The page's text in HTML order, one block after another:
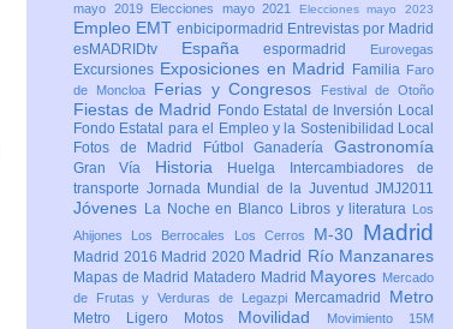
mayo 2019
Elecciones mayo 2021 Elecciones mayo 2023
Empleo EMT enbicipormadrid Entrevistas por Madrid
esMADRIDtv Españaespormadrid Eurovegas
Excursiones Exposiciones en Madrid Familia Faro
de Moncloa
Ferias y Congresos Festival de Otoño
Fiestas de Madrid Fondo Estatal de Inversión Local
Fondo Estatal para el Empleo y la Sostenibilidad Local
Fotos de Madrid
FútbolGanaderíaGastronomía
Gran Vía Historia Huelga
Intercambiadores de
transporte Jornada Mundial de la Juventud JMJ2011
Jóvenes La Noche en Blanco Libros y literatura
Los
Ahijones
Los Berrocales Los Cerros M-30 Madrid
Madrid 2016 Madrid 2020 Madrid Río Manzanares
Mapas de Madrid Matadero Madrid Mayores Mercado
de Frutas y Verduras de Legazpi
Mercamadrid Metro
Metro Ligero Motos Movilidad Movimiento 15M